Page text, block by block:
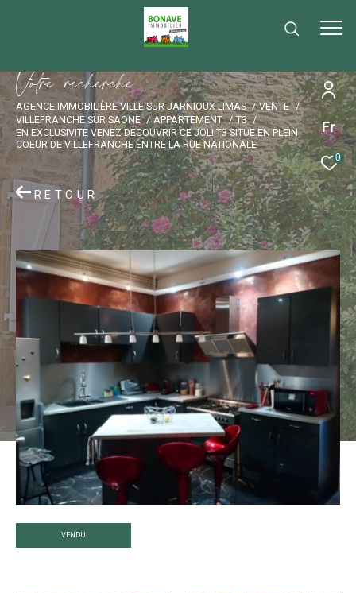
Fr
0
Votre recherche
AGENCE IMMOBILIÈRE VILLE-SUR-JARNIOUX LIMAS
VENTE
VILLEFRANCHE SUR SAONE
APPARTEMENT
T3
EN EXCLUSIVITE VENEZ DECOUVRIR CE JOLI T3 SITUE EN PLEIN
COEUR DE VILLEFRANCHE ENTRE LA RUE NATIONALE
RETOUR
VENDU